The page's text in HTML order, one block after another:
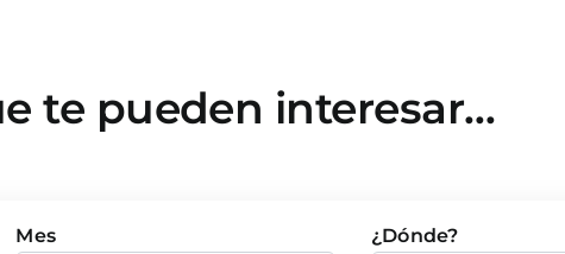
te pueden interesar…
Mes ¿Dónde?